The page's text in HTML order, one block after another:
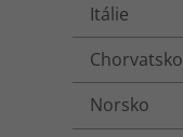
Itálie
Chorvatsko
Norsko